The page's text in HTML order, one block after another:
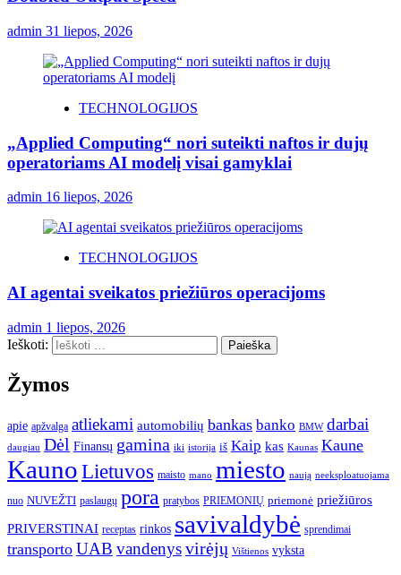
admin 31 liepos, 2026
TECHNOLOGIJOS
„Applied Computing“ nori suteikti naftos ir dujų
operatoriams AI modelį visai gamyklai
admin 16 liepos, 2026
TECHNOLOGIJOS
AI agentai sveikatos priežiūros operacijoms
admin 1 liepos, 2026
Ieškoti:
Žymos
apie apžvalga atliekami automobilių bankas banko BMW darbai
daugiau Dėl Finansų gamina iki istorija iš Kaip kas Kaunas Kaune
KaunoLietuvos maisto mano miesto naują neeksploatuojama
nuo NUVEŽTI paslaugų pora pratybos PRIEMONIŲ priemonė priežiūros
PRIVERSTINAI receptas rinkos savivaldybė sprendimai
transporto UAB vandenysvirėjų Vištienos vyksta